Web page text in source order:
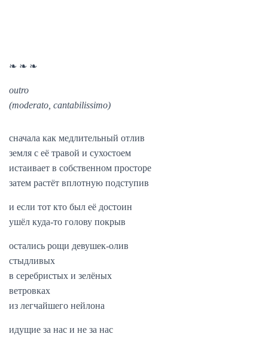
❧ ❧ ❧
outro
(moderato, cantabilissimo)
сначала как медлительный отлив
земля с её травой и сухостоем
истаивает в собственном просторе
затем растёт вплотную подступив
и если тот кто был её достоин
ушёл куда-то голову покрыв
остались рощи девушек-олив
стыдливых
в серебристых и зелёных
ветровках
из легчайшего нейлона
идущие за нас и не за нас